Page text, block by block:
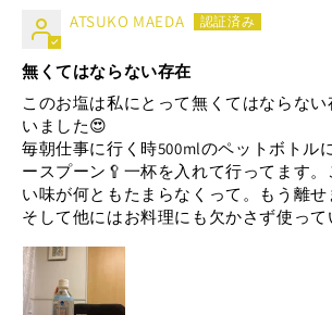
ATSUKO MAEDA
無くてはならない存在
このお塩は私にとって無くてはならない
いました😍
毎朝仕事に行く時500mlのペットボトル
ースプーン🥄一杯を入れて行ってます
い味が何ともたまらなくって。もう離せ
そして他にはお料理にも欠かさず使って